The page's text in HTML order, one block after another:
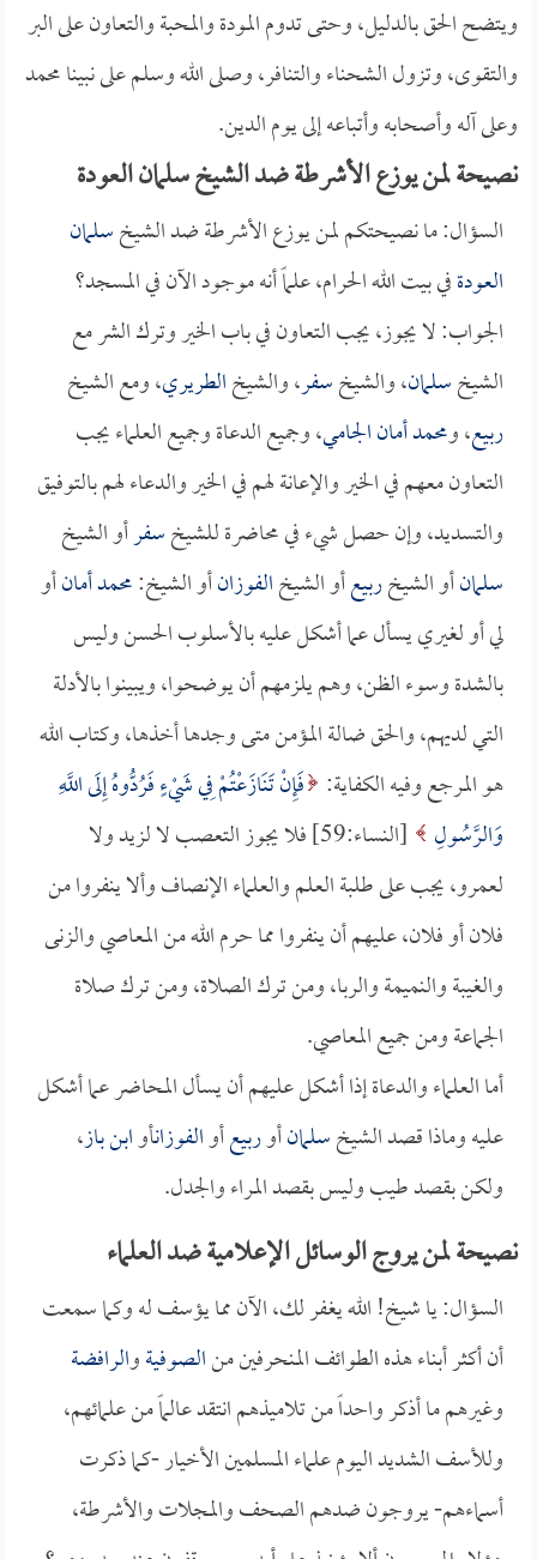
ويتضح الحق بالدليل، وحتى تدوم المودة والمحبة والتعاون على البر
والتقوى، وتزول الشحناء والتنافر، وصلى الله وسلم على نبينا محمد
وعلى آله وأصحابه وأتباعه إلى يوم الدين.
نصيحة لمن يوزع الأشرطة ضد الشيخ سلمان العودة
السؤال: ما نصيحتكم لمن يوزع الأشرطة ضد الشيخسلمان
العودةفي بيت الله الحرام، علماً أنه موجود الآن في المسجد؟
الجواب: لا يجوز، يجب التعاون في باب الخير وترك الشر مع
الشيخسلمان، والشيخسفر، والشيخالطريري، ومع الشيخ
ربيع، ومحمد أمان الجامي، وجميع الدعاة وجميع العلماء يجب
التعاون معهم في الخير والإعانة لهم في الخير والدعاء لهم بالتوفيق
والتسديد، وإن حصل شيء في محاضرة للشيخسفرأو الشيخ
سلمانأو الشيخربيعأو الشيخالفوزانأو الشيخ:محمد أمانأو
لي أو لغيري يسأل عما أشكل عليه بالأسلوب الحسن وليس
بالشدة وسوء الظن، وهم يلزمهم أن يوضحوا، ويبينوا بالأدلة
التي لديهم، والحق ضالة المؤمن متى وجدها أخذها، وكتاب الله
هو المرجع وفيه الكفاية: فَإِنْ تَنَازَعْتُمْ فِي شَيْءٍ فَرُدُّوهُ إِلَى اللَّهِ
وَالرَّسُولِ
[النساء:59] فلا يجوز التعصب لا لزيد ولا
لعمرو، يجب على طلبة العلم والعلماء الإنصاف وألا ينفروا من
فلان أو فلان، عليهم أن ينفروا مما حرم الله من المعاصي والزنى
والغيبة والنميمة والربا، ومن ترك الصلاة، ومن ترك صلاة
الجماعة ومن جميع المعاصي.
أما العلماء والدعاة إذا أشكل عليهم أن يسأل المحاضر عما أشكل
عليه وماذا قصد الشيخسلمانأوربيعأوالفوزانأوابن باز،
ولكن بقصد طيب وليس بقصد المراء والجدل.
نصيحة لمن يروج الوسائل الإعلامية ضد العلماء
السؤال: يا شيخ! الله يغفر لك، الآن مما يؤسف له وكما سمعت
أن أكثر أبناء هذه الطوائف المنحرفين منالصوفيةوالرافضة
وغيرهم ما أذكر واحداً من تلاميذهم انتقد عالماً من علمائهم،
وللأسف الشديد اليوم علماء المسلمين الأخيار -كما ذكرت
أسماءهم- يروجون ضدهم الصحف والمجلات والأشرطة،